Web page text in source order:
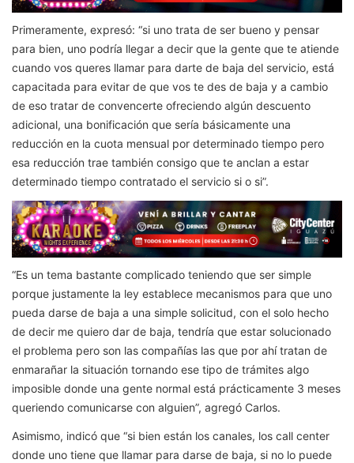
Primeramente, expresó: “si uno trata de ser bueno y pensar
para bien, uno podría llegar a decir que la gente que te atiende
cuando vos queres llamar para darte de baja del servicio, está
capacitada para evitar de que vos te des de baja y a cambio
de eso tratar de convencerte ofreciendo algún descuento
adicional, una bonificación que sería básicamente una
reducción en la cuota mensual por determinado tiempo pero
esa reducción trae también consigo que te anclan a estar
determinado tiempo contratado el servicio si o si”.
“Es un tema bastante complicado teniendo que ser simple
porque justamente la ley establece mecanismos para que uno
pueda darse de baja a una simple solicitud, con el solo hecho
de decir me quiero dar de baja, tendría que estar solucionado
el problema pero son las compañías las que por ahí tratan de
enmarañar la situación tornando ese tipo de trámites algo
imposible donde una gente normal está prácticamente 3 meses
queriendo comunicarse con alguien”, agregó Carlos.
Asimismo, indicó que “si bien están los canales, los call center
donde uno tiene que llamar para darse de baja, si no lo puede